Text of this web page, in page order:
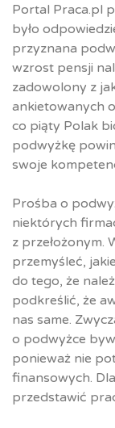
Portal Praca.pl
było
przyznana
wzrost pensji
zadowolony z
ankietowanych
co piąty Polak
podwyżkę
swoje
Prośba o
niektórych
z przełożonym.
przemyśleć,
do tego, że
podkreślić, że
nas same.
o podwyżce
ponieważ nie
finansowych.
przedstawić